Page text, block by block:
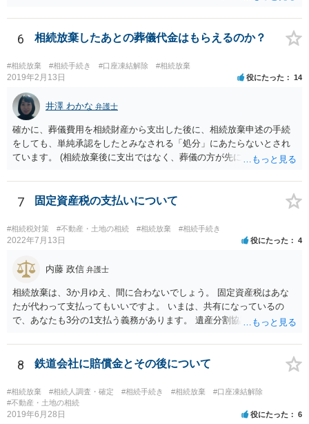
範囲となります。 一般的には、全員で相続する方が税金はお得です。
また、全員で相続しても、話し合いの結果、親がすべて相続と決める
こともできます。この場合でも相続の非課税枠は、全員で相続した540
0万円分使えます。 父が亡くなり、母が全部相続すると、母から三人
で相続する際は、4800万円が非課税枠となります。 そうすると、母が
亡くなってから相続すると、両親のどちらかが亡くなってから相続す
るより非課税の枠が減少します。 計画的に相続をするのがおすすめと
いうことになります。これ以外にも気をつける点はあるかもしれませ
んので、一度相談して想定するのがおすすめと思います。
6 相続放棄したあとの葬儀代金はもらえるのか？
#相続放棄 #相続手続き #口座凍結解除 #相続放棄
2019年2月13日 役にたった 14
井澤 わかな 弁護士
確かに、葬儀費用を相続財産から支出した後に、相続放棄申述の手続
をしても、単純承認をしたとみなされる「処分」にあたらないとされ
ています。 (相続放棄後に支出ではなく、葬儀の方が先に来るのが通常
述の手続ということだと思いますが) ただ、葬儀費用ならいくらでもよ
いということではなく、身分相応の、社会的儀式として当然認められ
る程度の金額に留まると考えた方がよいです。 もし、相続人の皆さん
に葬儀費用を支出する経済力がなく、質素な葬儀を行った費用であれ
ば相続財産から支出しても単純承認と認められない可能性が高いの
7 固定資産税の支払いについて
#相続税対策 #不動産・土地の相続 #相続放棄 #相続手続き
2022年7月13日 役にたった 4
内藤 政信 弁護士
相続放棄は、3か月ゆえ、間に合わないでしょう。 固定資産税はあな
たが代わって支払ってもいいですよ。 いまは、共有になっているの
で、あなたも3分の1支払う義務があります。 遺産分割協議をして、不
払い義務があります。
8 鉄道会社に賠償金とその後について
#相続放棄 #相続人調査・確定 #相続手続き #相続放棄
#口座凍結解除
#不動産・土地の相続
2019年6月28日 役にたった 6